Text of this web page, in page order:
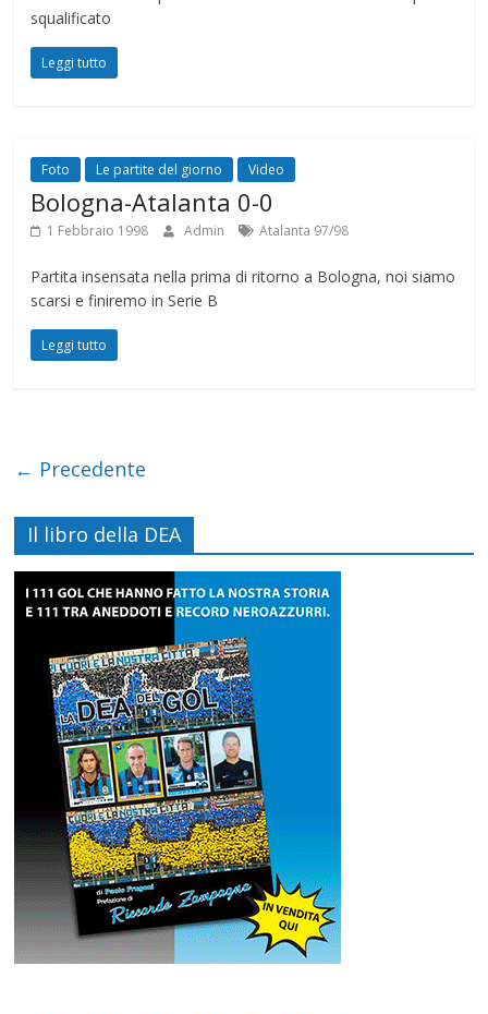
squalificato
Leggi tutto
Foto Le partite del giorno Video
Bologna-Atalanta 0-0
1 Febbraio 1998 Admin Atalanta 97/98
Partita insensata nella prima di ritorno a Bologna, noi siamo
scarsi e finiremo in Serie B
Leggi tutto
← Precedente
Il libro della DEA